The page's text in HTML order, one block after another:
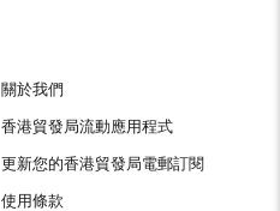
關於我們
香港貿發局流動應用程式
更新您的香港貿發局電郵訂閱
使用條款